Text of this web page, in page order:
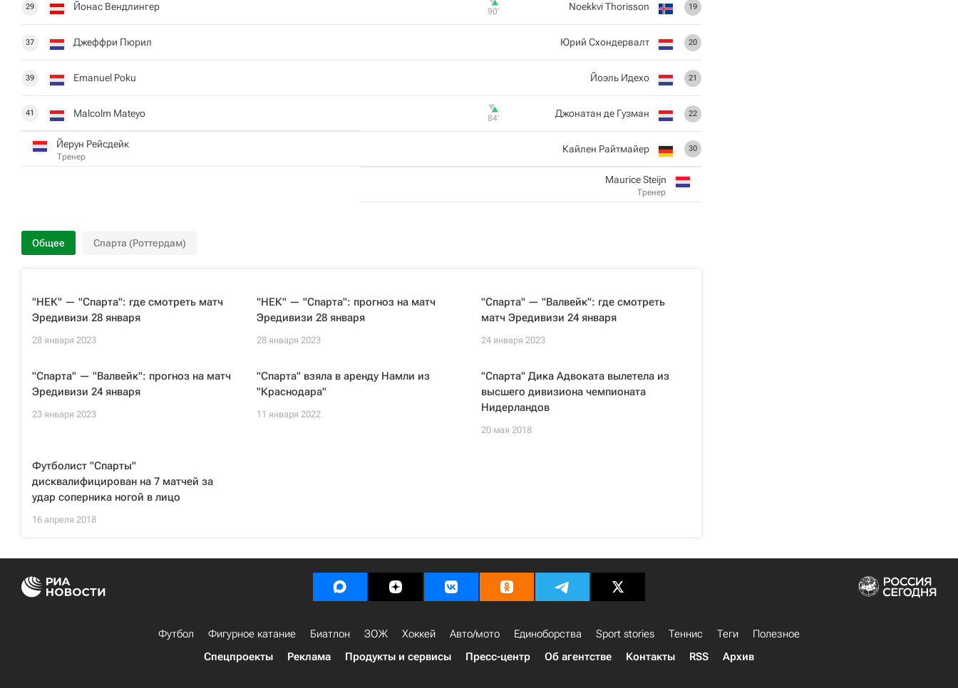
29 Йонас Вендлингер
37 Джеффри Пюрил
39 Emanuel Poku
41 Malcolm Mateyo
Йерун Рейсдейк
Тренер
19
Noekkvi Thorisson
90‎’‎
20
Юрий Схондервалт
21
Йоэль Идехо
22
Джонатан де Гузман
84‎’‎
30
Кайлен Райтмайер
Maurice Steijn
Тренер
Общее Спарта (Роттердам)
"НЕК" — "Спарта": где смотреть матч
Эредивизи 28 января
28 января 2023
"НЕК" — "Спарта": прогноз на матч
Эредивизи 28 января
28 января 2023
"Спарта" — "Валвейк": где смотреть
матч Эредивизи 24 января
24 января 2023
"Спарта" — "Валвейк": прогноз на матч
Эредивизи 24 января
23 января 2023
"Спарта" взяла в аренду Намли из
"Краснодара"
11 января 2022
"Спарта" Дика Адвоката вылетела из
высшего дивизиона чемпионата
Нидерландов
20 мая 2018
Футболист "Спарты"
дисквалифицирован на 7 матчей за
удар соперника ногой в лицо
16 апреля 2018
Футбол Фигурное катание Биатлон ЗОЖ Хоккей Авто/мото Единоборства Sport stories Теннис Теги
Полезное
Спецпроекты
Реклама Продукты и сервисы Пресс-центр Об агентстве Контакты RSS Архив